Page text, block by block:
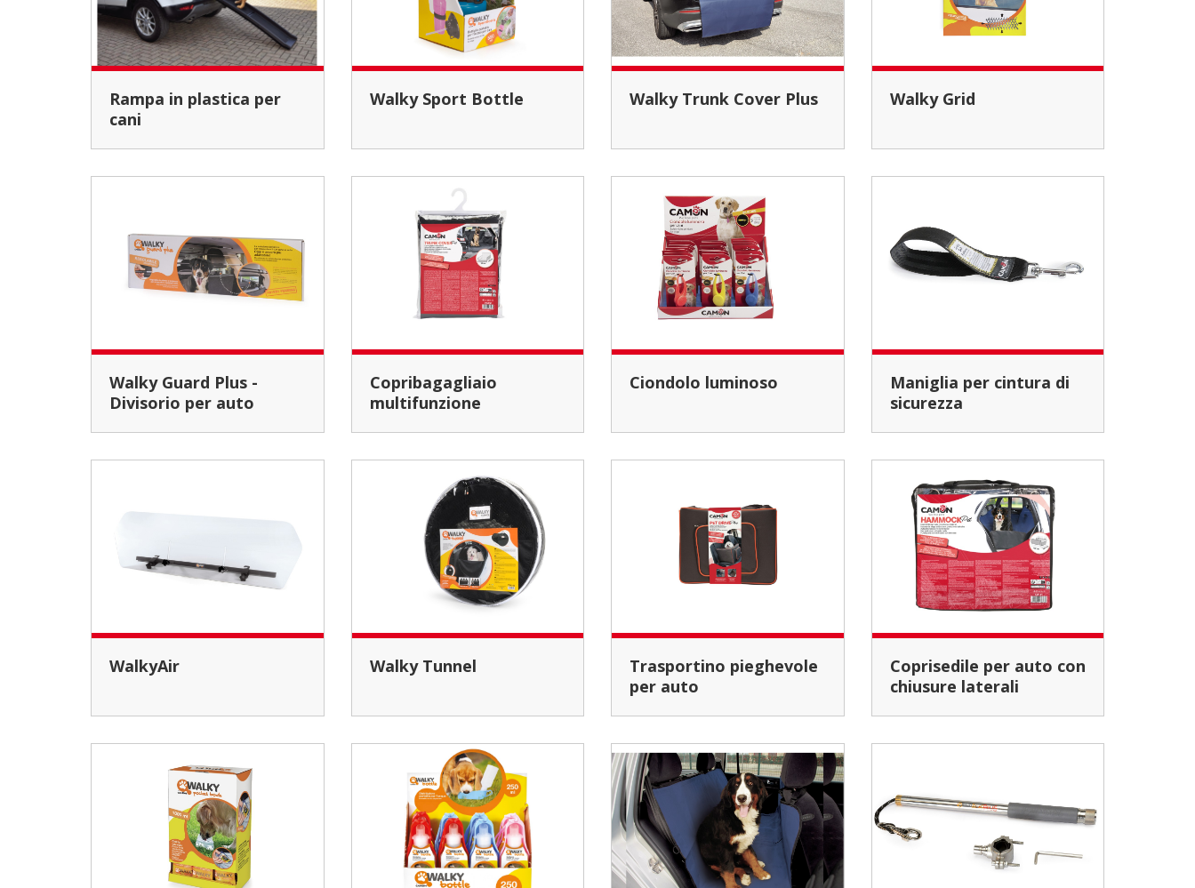
Rampa in plastica per
cani
Walky Sport Bottle Walky Trunk Cover Plus Walky Grid
Walky Guard Plus -
Divisorio per auto
Copribagagliaio
multifunzione
Ciondolo luminoso
Maniglia per cintura di
sicurezza
WalkyAir Walky Tunnel
Trasportino pieghevole
per auto
Coprisedile per auto con
chiusure laterali